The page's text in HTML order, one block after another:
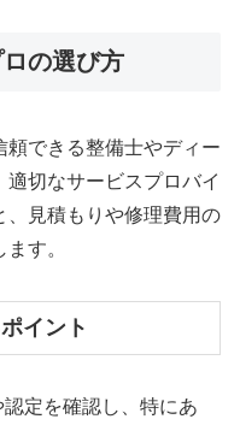
の選び方
できる整備士やディー
切なサービスプロバイ
、見積もりや修理費用の
す。
イント
定を確認し、特にあ